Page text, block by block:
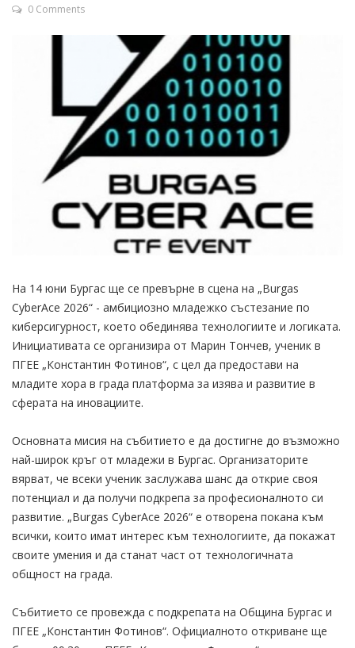
0 Comments
На 14 юни Бургас ще се превърне в сцена на „Burgas
CyberAce 2026“ - амбициозно младежко състезание по
киберсигурност, което обединява технологиите и логиката.
Инициативата се организира от Марин Тончев, ученик в
ПГЕЕ „Константин Фотинов“, с цел да предостави на
младите хора в града платформа за изява и развитие в
сферата на иновациите.
Основната мисия на събитието е да достигне до възможно
най-широк кръг от младежи в Бургас. Организаторите
вярват, че всеки ученик заслужава шанс да открие своя
потенциал и да получи подкрепа за професионалното си
развитие. „Burgas CyberAce 2026“ е отворена покана към
всички, които имат интерес към технологиите, да покажат
своите умения и да станат част от технологичната
общност на града.
Събитието се провежда с подкрепата на Община Бургас и
ПГЕЕ „Константин Фотинов“. Официалното откриване ще